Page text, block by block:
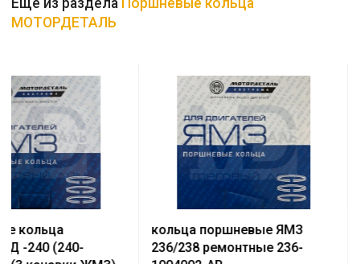
Ещё из раздела Поршневые кольца
МОТОРДЕТАЛЬ
кольца поршневые ЯМЗ
236/238 ремонтные 236-
поршневые кольца
двигателя Д-144/